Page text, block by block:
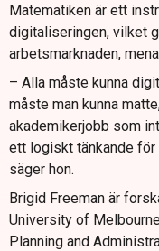
Matematiken är ett
digitaliseringen, vilket
arbetsmarknaden,
– Alla måste kunna
måste man kunna
akademikerjobb som
ett logiskt tänkande
säger hon.
Brigid Freeman är
University of
Planning and